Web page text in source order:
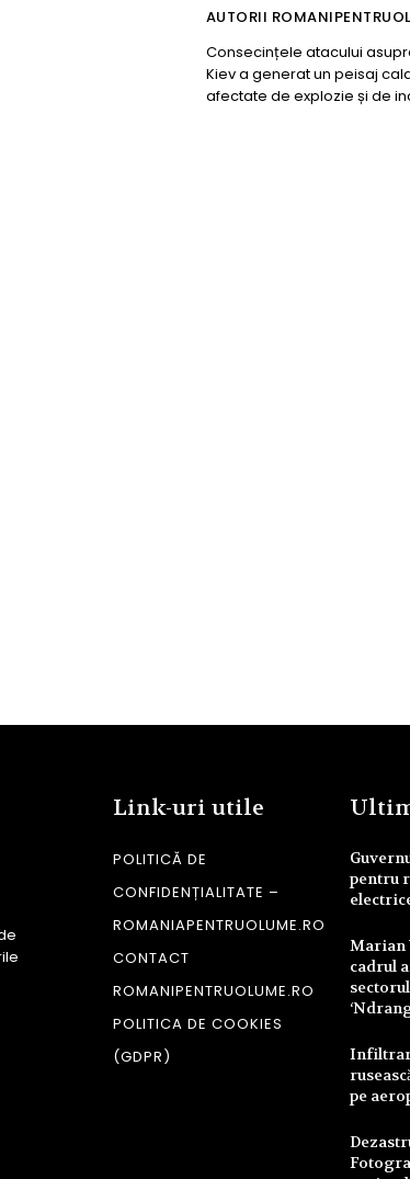
AUTORII
Consecințele atacului
Kiev a generat un peisaj
afectate de explozie și de
Link-uri utile
POLITICĂ DE
CONFIDENȚIALITATE –
ROMANIAPENTRUOLUME.RO
CONTACT
ROMANIPENTRUOLUME.RO
POLITICA DE COOKIES
(GDPR)
pentru
Marian
cadrul
pe